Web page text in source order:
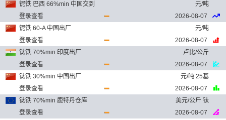
铌铁 巴西 66%min 中国交到
元/吨
登录查看
2026-08-07
铌铁 60-A 中国出厂
元/吨
登录查看
2026-08-07
钛铁 70%min 印度出厂
卢比/公斤
登录查看
2026-08-07
钛铁 30%min 中国出厂
元/吨 25基
登录查看
2026-08-07
钛铁 70%min 鹿特丹仓库
美元/公斤 钛
登录查看
2026-08-07